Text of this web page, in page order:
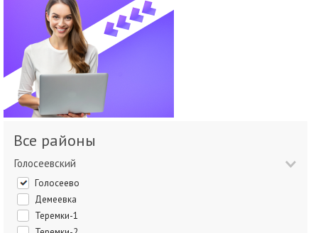
Все районы
Голосеевский
Голосеево
Демеевка
Теремки-1